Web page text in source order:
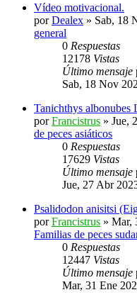
Vídeo motivacional.
porDealex » Sab, 18
general
0 Respuestas
12178 Vistas
Último mensaje
Sab, 18 Nov
Tanichthys
porFrancistrus » Jue,
de peces asiáticos
0 Respuestas
17629 Vistas
Último mensaje
Jue, 27 Abr
Psalidodon anisitsi
porFrancistrus » Mar,
Familias de peces
0 Respuestas
12447 Vistas
Último mensaje
Mar, 31 Ene